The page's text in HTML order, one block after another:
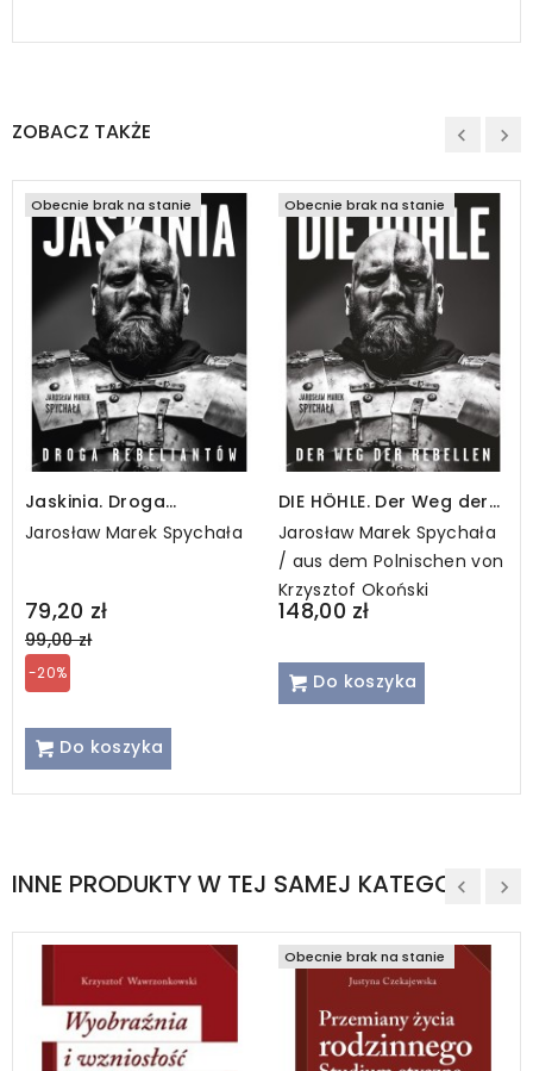
ZOBACZ TAKŻE
Obecnie brak na stanie
Jaskinia. Droga
rebeliantów
Jarosław Marek Spychała
79,20 zł
Regular
price
99,00 zł
-20%
Do koszyka
Obecnie brak na stanie
DIE HÖHLE. Der Weg der
Rebellen
Jarosław Marek Spychała
/ aus dem Polnischen von
Krzysztof Okoński
148,00 zł
Do koszyka
INNE PRODUKTY W TEJ SAMEJ KATEGORII
Obecnie brak na stanie